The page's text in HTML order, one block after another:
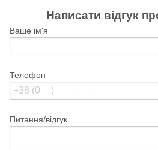
Написати відгук
Ваше ім'я
Телефон
Питання/відгук